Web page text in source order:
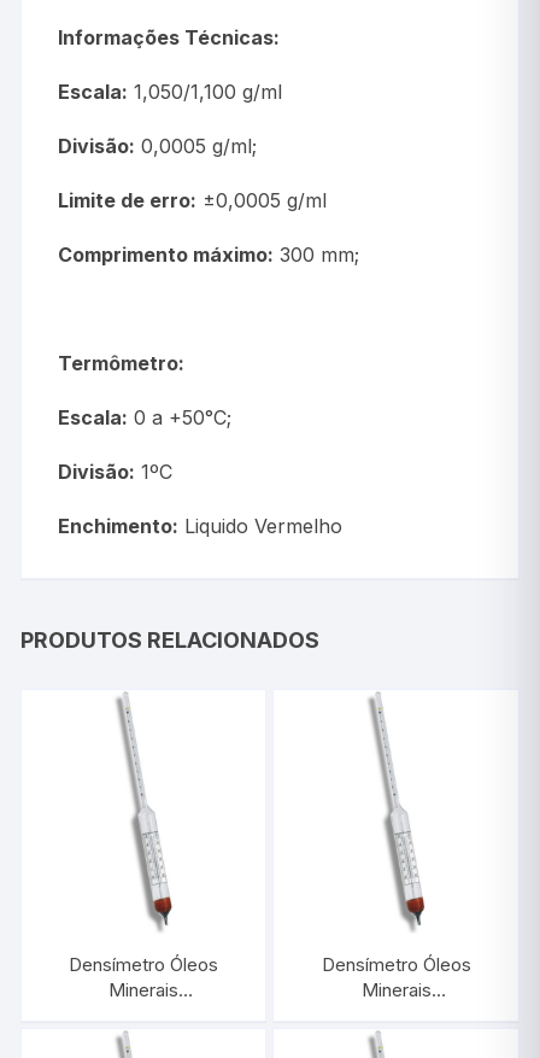
Informações Técnicas:
Escala: 1,050/1,100 g/ml
Divisão: 0,0005 g/ml;
Limite de erro: ±0,0005 g/ml
Comprimento máximo: 300 mm;
Termômetro:
Escala: 0 a +50°C;
Divisão: 1ºC
Enchimento: Liquido Vermelho
PRODUTOS RELACIONADOS
Densímetro Óleos
Minerais
Com Termômetro |
Densímetro Óleos
Minerais
Com Termômetro |